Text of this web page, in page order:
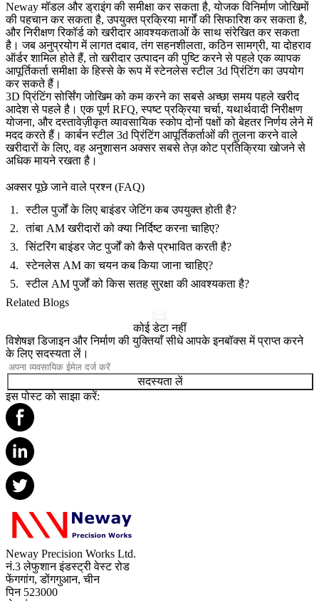
Neway मॉडल और ड्राइंग की समीक्षा कर सकता है, योजक विनिर्माण जोखिमों
की पहचान कर सकता है, उपयुक्त प्रक्रिया मार्गों की सिफारिश कर सकता है,
और निरीक्षण रिकॉर्ड को खरीदार आवश्यकताओं के साथ संरेखित कर सकता
है। जब अनुप्रयोग में लागत दबाव, तंग सहनशीलता, कठिन सामग्री, या दोहराव
ऑर्डर शामिल होते हैं, तो खरीदार उत्पादन की पुष्टि करने से पहले एक व्यापक
आपूर्तिकर्ता समीक्षा के हिस्से के रूप मेंस्टेनलेस स्टील 3d प्रिंटिंगका उपयोग
कर सकते हैं।
3D प्रिंटिंग सोर्सिंग जोखिम को कम करने का सबसे अच्छा समय पहले खरीद
आदेश से पहले है। एक पूर्ण RFQ, स्पष्ट प्रक्रिया चर्चा, यथार्थवादी निरीक्षण
योजना, और दस्तावेज़ीकृत व्यावसायिक स्कोप दोनों पक्षों को बेहतर निर्णय लेने में
मदद करते हैं। कार्बन स्टील 3d प्रिंटिंग आपूर्तिकर्ताओं की तुलना करने वाले
खरीदारों के लिए, वह अनुशासन अक्सर सबसे तेज़ कोट प्रतिक्रिया खोजने से
अधिक मायने रखता है।
अक्सर पूछे जाने वाले प्रश्न (FAQ)
स्टील पुर्जों के लिए बाइंडर जेटिंग कब उपयुक्त होती है?
तांबा AM खरीदारों को क्या निर्दिष्ट करना चाहिए?
सिंटरिंग बाइंडर जेट पुर्जों को कैसे प्रभावित करती है?
स्टेनलेस AM का चयन कब किया जाना चाहिए?
स्टील AM पुर्जों को किस सतह सुरक्षा की आवश्यकता है?
Related Blogs
कोई डेटा नहीं
विशेषज्ञ डिजाइन और निर्माण की युक्तियाँ सीधे आपके इनबॉक्स में प्राप्त करने
के लिए सदस्यता लें।
सदस्यता लें
इस पोस्ट को साझा करें:
Neway Precision Works Ltd.
नं.3 लेफुशान इंडस्ट्री वेस्ट रोड
फेंगगांग, डोंगगुआन, चीन
पिन 523000